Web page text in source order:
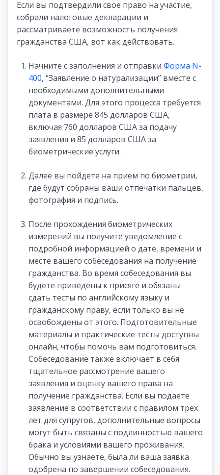
Если вы подтвердили свое право на участие,
собрали налоговые декларации и
рассматриваете возможность получения
гражданства США, вот как действовать.
Начните с заполнения и отправки Форма N-
400, “Заявление о натурализации” вместе с
необходимыми дополнительными
документами. Для этого процесса требуется
плата в размере 845 долларов США,
включая 760 долларов США за подачу
заявления и 85 долларов США за
биометрические услуги.
Далее вы пойдете на прием по биометрии,
где будут собраны ваши отпечатки пальцев,
фотография и подпись.
После прохождения биометрических
измерений вы получите уведомление с
подробной информацией о дате, времени и
месте вашего собеседования на получение
гражданства. Во время собеседования вы
будете приведены к присяге и обязаны
сдать тесты по английскому языку и
гражданскому праву, если только вы не
освобождены от этого. Подготовительные
материалы и практические тесты доступны
онлайн, чтобы помочь вам подготовиться.
Собеседование также включает в себя
тщательное рассмотрение вашего
заявления и оценку вашего права на
получение гражданства. Если вы подаете
заявление в соответствии с правилом трех
лет для супругов, дополнительные вопросы
могут быть связаны с подлинностью вашего
брака и условиями вашего проживания.
Обычно вы узнаете, была ли ваша заявка
одобрена по завершении собеседования.